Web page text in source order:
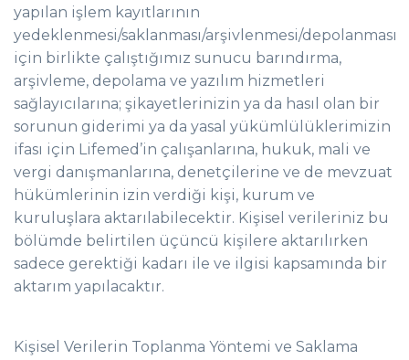
yapılan işlem kayıtlarının
yedeklenmesi/saklanması/arşivlenmesi/depolanması
için birlikte çalıştığımız sunucu barındırma,
arşivleme, depolama ve yazılım hizmetleri
sağlayıcılarına; şikayetlerinizin ya da hasıl olan bir
sorunun giderimi ya da yasal yükümlülüklerimizin
ifası için Lifemed’in çalışanlarına, hukuk, mali ve
vergi danışmanlarına, denetçilerine ve de mevzuat
hükümlerinin izin verdiği kişi, kurum ve
kuruluşlara aktarılabilecektir. Kişisel verileriniz bu
bölümde belirtilen üçüncü kişilere aktarılırken
sadece gerektiği kadarı ile ve ilgisi kapsamında bir
aktarım yapılacaktır.
Kişisel Verilerin Toplanma Yöntemi ve Saklama